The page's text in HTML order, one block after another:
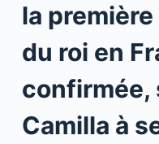
o
e
la
du roi en
confirmée,
Camilla à